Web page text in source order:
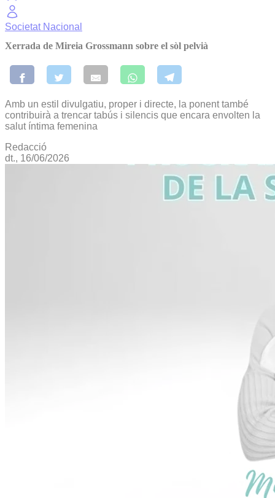
Societat Nacional
Xerrada de Mireia Grossmann sobre el sòl pelvià
Amb un estil divulgatiu, proper i directe, la ponent també
contribuirà a trencar tabús i silencis que encara envolten la
salut íntima femenina
Redacció
dt., 16/06/2026